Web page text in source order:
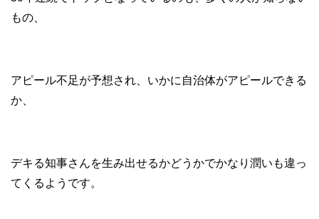
もの、
アピール不足が予想され、いかに自治体がアピールできる
か、
デキる知事さんを生み出せるかどうかでかなり潤いも違っ
てくるようです。